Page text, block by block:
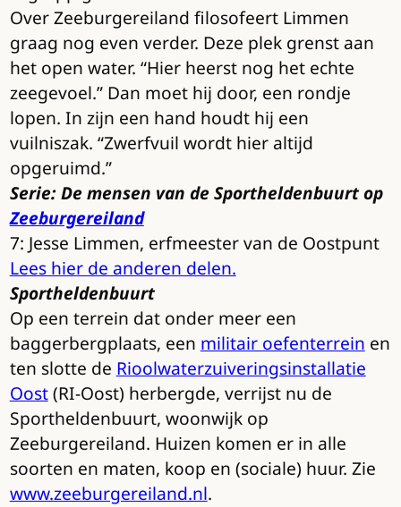
Over Zeeburgereiland filosofeert Limmen
graag nog even verder. Deze plek grenst aan
het open water. “Hier heerst nog het echte
zeegevoel.” Dan moet hij door, een rondje
lopen. In zijn een hand houdt hij een
vuilniszak. “Zwerfvuil wordt hier altijd
opgeruimd.”
Serie: De mensen van de Sportheldenbuurt op
Zeeburgereiland
7: Jesse Limmen, erfmeester van de Oostpunt
Lees hier de anderen delen.
Sportheldenbuurt
Op een terrein dat onder meer een
baggerbergplaats, een militair oefenterrein en
ten slotte de Rioolwaterzuiveringsinstallatie
Oost(RI-Oost) herbergde, verrijst nu de
Sportheldenbuurt, woonwijk op
Zeeburgereiland. Huizen komen er in alle
soorten en maten, koop en (sociale) huur. Zie
www.zeeburgereiland.nl.